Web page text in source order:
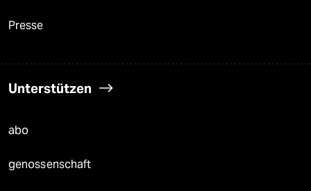
Presse
Unterstützen
abo
genossenschaft